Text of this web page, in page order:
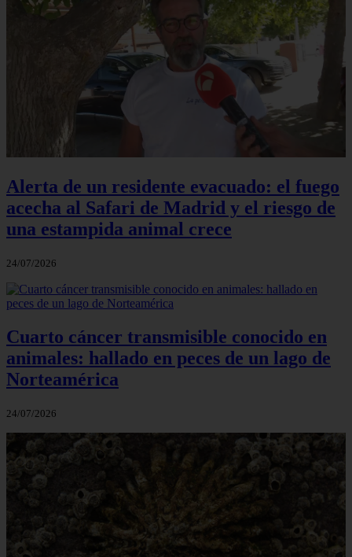
Alerta de un residente evacuado: el fuego
acecha al Safari de Madrid y el riesgo de
una estampida animal crece
24/07/2026
Cuarto cáncer transmisible conocido en
animales: hallado en peces de un lago de
Norteamérica
24/07/2026